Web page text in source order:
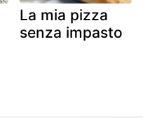
La mia pizza
senza impasto